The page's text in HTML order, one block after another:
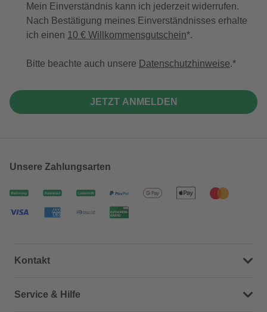
Mein Einverständnis kann ich jederzeit widerrufen.
Nach Bestätigung meines Einverständnisses erhalte
ich einen 10 € Willkommensgutschein*.
Bitte beachte auch unsere Datenschutzhinweise.
JETZT ANMELDEN
Unsere Zahlungsarten
Kontakt
Dein Kontakt zu uns
Service & Hilfe